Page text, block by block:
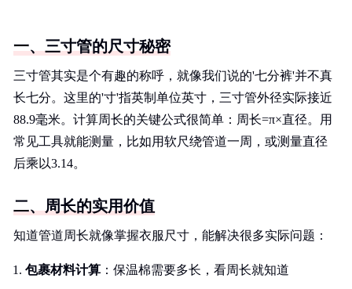
一、三寸管的尺寸秘密
三寸管其实是个有趣的称呼，就像我们说的'七分裤'并不真
长七分。这里的'寸'指英制单位英寸，三寸管外径实际接近
88.9毫米。计算周长的关键公式很简单：周长=π×直径。用
常见工具就能测量，比如用软尺绕管道一周，或测量直径
后乘以3.14。
二、周长的实用价值
知道管道周长就像掌握衣服尺寸，能解决很多实际问题：
包裹材料计算 ：保温棉需要多长，看周长就知道